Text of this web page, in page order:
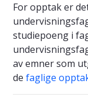
For opptak er
studiepoeng i
av emner som
de faglige